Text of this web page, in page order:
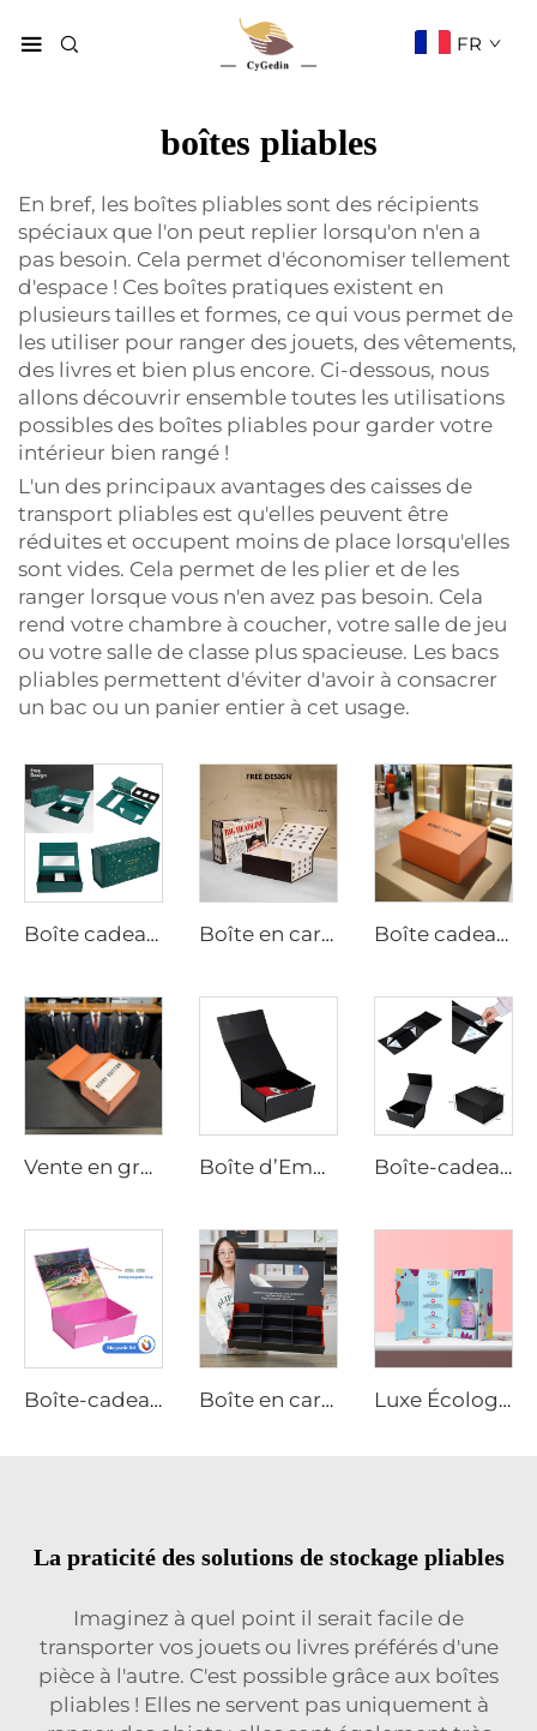
FR
boîtes pliables
En bref, les boîtes pliables sont des récipients
spéciaux que l'on peut replier lorsqu'on n'en a
pas besoin. Cela permet d'économiser tellement
d'espace ! Ces boîtes pratiques existent en
plusieurs tailles et formes, ce qui vous permet de
les utiliser pour ranger des jouets, des vêtements,
des livres et bien plus encore. Ci-dessous, nous
allons découvrir ensemble toutes les utilisations
possibles des boîtes pliables pour garder votre
intérieur bien rangé !
L'un des principaux avantages des caisses de
transport pliables est qu'elles peuvent être
réduites et occupent moins de place lorsqu'elles
sont vides. Cela permet de les plier et de les
ranger lorsque vous n'en avez pas besoin. Cela
rend votre chambre à coucher, votre salle de jeu
ou votre salle de classe plus spacieuse. Les bacs
pliables permettent d'éviter d'avoir à consacrer
un bac ou un panier entier à cet usage.
Boîte cadeau personnalisée pliante et collapsible en PVC avec fenêtre, insert en mousse et fermeture magnétique Boîte en carton personnalisable Pliable Rétractable Aimant rabat Perruque Bijou Cosmétique Vêtement Emballage Laminage mat Échantillon gratuit Boîte cadeau rigide de luxe personnalisée avec fermeture magnétique, boîte en carton pliante, boîte d'emballage pour vêtements pliable, pour sac à main
Vente en gros de boîtes-cadeaux magnétiques rigides en carton de luxe sur mesure avec design pliant plat effondrable pour emballage de chaussettes, veste ou robe Boîte d’Emballage Pliable Noire Magnétique en Carton-Papier de Luxe avec Couvercle Aimanté pour Chapeaux Casquettes Boîte-cadeau en carton noir de luxe avec couvercle magnétique, effondrable et pliable, présentant un impression mat laminé avec embossage
Boîte-cadeau en carton pliante de luxe sur mesure avec fermeture magnétique, emballage rigide effondrable pour chaussettes avec laminage mat Boîte en carton de luxe grande personnalisée, boîte en carton pliante avec aimant et fenêtre Luxe Écologique Boîte Rigide en Forme de Livre à Fermeture Magnétique avec Vernis Matt et Embosement pour l’Emballage de Vin ou de Bougies
La praticité des solutions de stockage pliables
Imaginez à quel point il serait facile de
transporter vos jouets ou livres préférés d'une
pièce à l'autre. C'est possible grâce aux boîtes
pliables ! Elles ne servent pas uniquement à